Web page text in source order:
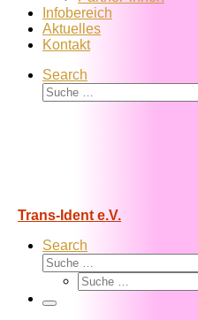
Infobereich
Aktuelles
Kontakt
Search
Suche
Trans-Ident e.V.
Search
Suche
Suche
Menü